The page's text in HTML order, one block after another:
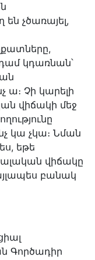
չծառայել,
կդառնան՝
ա։ Չի կարելի
վիճակի մեջ
կա չկա։ Նման
եթե
վիճակը
բանակ
Գործադիր